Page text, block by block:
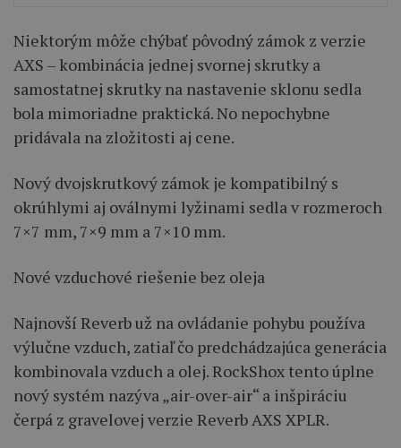
Niektorým môže chýbať pôvodný zámok z verzie
AXS – kombinácia jednej svornej skrutky a
samostatnej skrutky na nastavenie sklonu sedla
bola mimoriadne praktická. No nepochybne
pridávala na zložitosti aj cene.
Nový dvojskrutkový zámok je kompatibilný s
okrúhlymi aj oválnymi lyžinami sedla v rozmeroch
7×7 mm, 7×9 mm a 7×10 mm.
Nové vzduchové riešenie bez oleja
Najnovší Reverb už na ovládanie pohybu používa
výlučne vzduch, zatiaľ čo predchádzajúca generácia
kombinovala vzduch a olej. RockShox tento úplne
nový systém nazýva „air-over-air“ a inšpiráciu
čerpá z gravelovej verzie Reverb AXS XPLR.